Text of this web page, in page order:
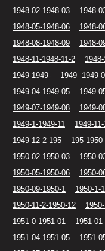
1948-02-1948-03
1948-
1948-05-1948-06
1948-
1948-08-1948-09
1948-
1948-11-1948-11-2
1949-1949-
1949--1949-
1949-04-1949-05
1949-
1949-07-1949-08
1949-
1949-1-1949-11
1949-
1949-12-2-195
195-1950
1950-02-1950-03
1950-
1950-05-1950-06
1950-
1950-09-1950-1
1950-1-
1950-11-2-1950-12
1951-0-1951-01
1951-
1951-04-1951-05
1951-